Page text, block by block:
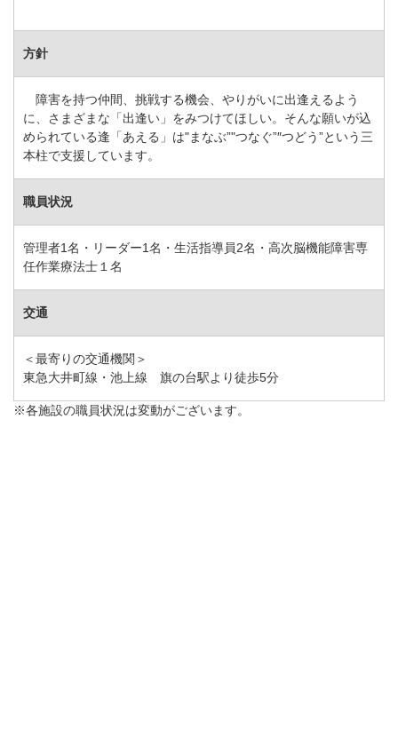
方針
障害を持つ仲間、挑戦する機会、やりがいに出逢えるよう
に、さまざまな「出逢い」をみつけてほしい。そんな願いが込
められている逢「あえる」は"まなぶ”"つなぐ”″つどう”という三
本柱で支援しています。
職員状況
管理者1名・リーダー1名・生活指導員2名・高次脳機能障害専
任作業療法士１名
交通
＜最寄りの交通機関＞
東急大井町線・池上線 旗の台駅より徒歩5分
※各施設の職員状況は変動がございます。